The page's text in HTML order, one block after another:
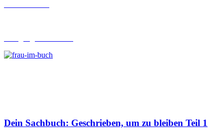
Dein Sachbuch: Geschrieben, um zu bleiben Teil 1